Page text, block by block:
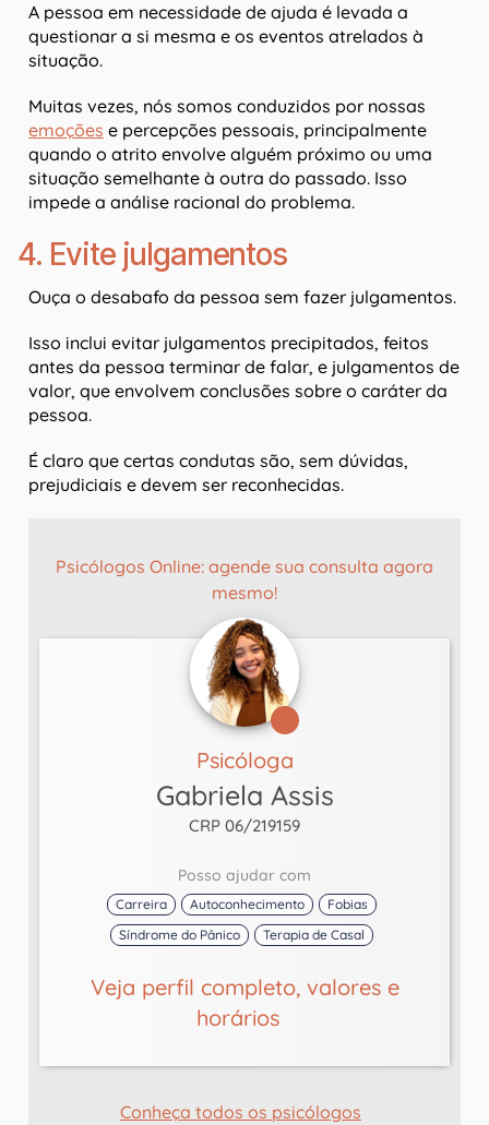
A pessoa em necessidade de ajuda é levada a
questionar a si mesma e os eventos atrelados à
situação.
Muitas vezes, nós somos conduzidos por nossas
emoções e percepções pessoais, principalmente
quando o atrito envolve alguém próximo ou uma
situação semelhante à outra do passado. Isso
impede a análise racional do problema.
4. Evite julgamentos
Ouça o desabafo da pessoa sem fazer julgamentos.
Isso inclui evitar julgamentos precipitados, feitos
antes da pessoa terminar de falar, e julgamentos de
valor, que envolvem conclusões sobre o caráter da
pessoa.
É claro que certas condutas são, sem dúvidas,
prejudiciais e devem ser reconhecidas.
Psicólogos Online: agende sua consulta agora
mesmo!
Psicóloga
Gabriela Assis
CRP 06/219159
Posso ajudar com
Carreira Autoconhecimento
Fobias
Síndrome do Pânico
Terapia de Casal
Veja perfil completo, valores e
horários
Conheça todos os psicólogos